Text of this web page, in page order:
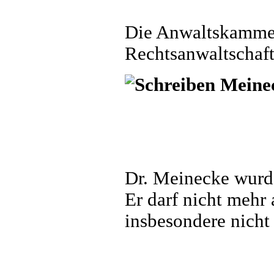
Die
Dr. Meinecke
Er darf nicht mehr
insbesondere